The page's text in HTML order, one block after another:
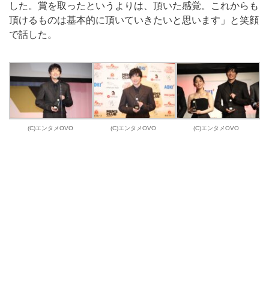
した。賞を取ったというよりは、頂いた感覚。これからも
頂けるものは基本的に頂いていきたいと思います」と笑顔
で話した。
(C)エンタメOVO (C)エンタメOVO (C)エンタメOVO